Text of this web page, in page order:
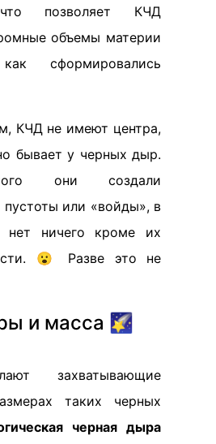
позволяет КЧД
объемы материи
сформировались
КЧД не имеют центра,
бывает у черных дыр.
они создали
пустоты или «войды», в
нет ничего кроме их
😮 Разве это не
и масса 🌠
захватывающие
таких черных
черная дыра